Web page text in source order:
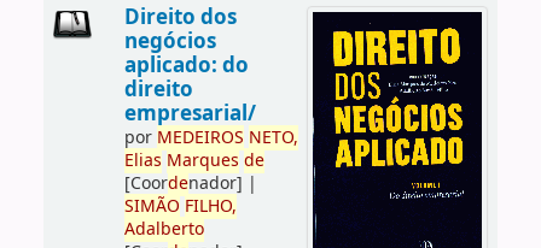
Direito dos
negócios
aplicado: do
direito
empresarial/
por MEDEIROS NETO,
Elias Marques de
[Coordenador] |
SIMÃO FILHO,
Adalberto